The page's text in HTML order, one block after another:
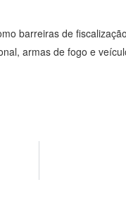
barreiras de
armas de fogo e